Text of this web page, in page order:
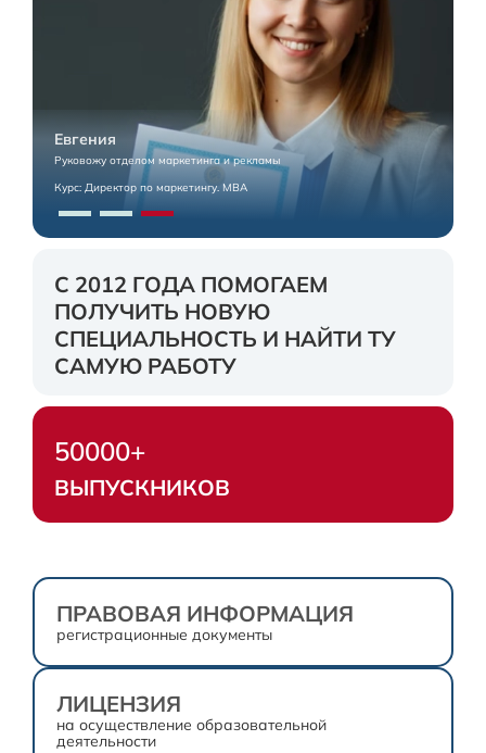
Евгения
Руковожу отделом маркетинга и рекламы
Курс: Директор по маркетингу. MBA
C 2012 ГОДА ПОМОГАЕМ
ПОЛУЧИТЬ НОВУЮ
СПЕЦИАЛЬНОСТЬ И НАЙТИ ТУ
САМУЮ РАБОТУ
50000+
ВЫПУСКНИКОВ
ПРАВОВАЯ ИНФОРМАЦИЯ
регистрационные документы
ЛИЦЕНЗИЯ
на осуществление образовательной
деятельности